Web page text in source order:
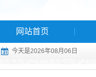
网站首页
今天是2026年08月06日